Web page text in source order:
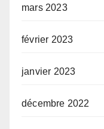
mars 2023
février 2023
janvier 2023
décembre 2022